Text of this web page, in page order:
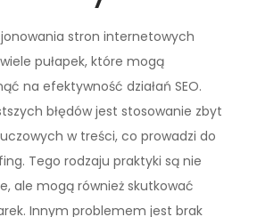
stron internetowych
pułapek, które mogą
na efektywność działań SEO.
błędów jest stosowanie zbyt
w treści, co prowadzi do
Tego rodzaju praktyki są nie
ale mogą również skutkować
Innym problemem jest brak